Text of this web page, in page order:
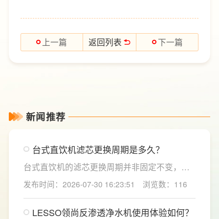
上一篇 返回列表 下一篇
新闻推荐
台式直饮机滤芯更换周期是多久？
台式直饮机的滤芯更换周期并非固定不变，主
要取决于实际用水量、进水水质及使用频率等
因素。一般来说，PP棉和活性炭类前置滤芯建
议每6至12个月更换一次，RO反渗透膜滤芯使
用寿命相对较长，通常在2至3年左右，而后置
发布时间：2026-07-30 16:23:51 浏览数：116
LESSO领尚反渗透净水机使用体验如何？